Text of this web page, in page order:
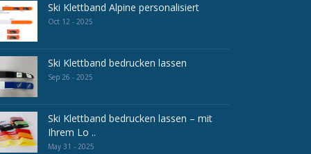
Ski Klettband Alpine personalisiert
Oct 12 - 2025
Ski Klettband bedrucken lassen
Sep 26 - 2025
Ski Klettband bedrucken lassen – mit
Ihrem Lo ..
May 31 - 2025